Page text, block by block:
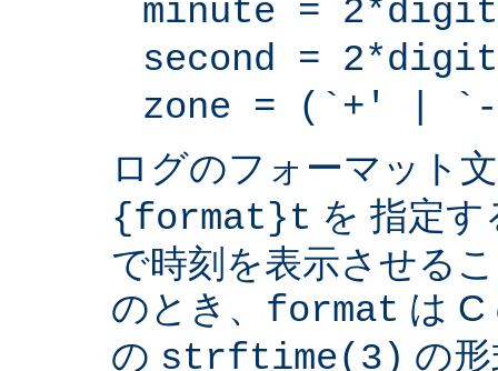
minute = 2*digit
second = 2*digit
zone = (`+' |
ログのフォーマット
{format}t を 指定
で時刻を表示させる
のとき、 format は C
の strftime(3) の